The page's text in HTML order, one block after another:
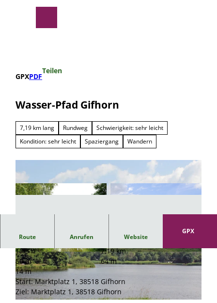
GPXPDF
Teilen
Wasser-Pfad Gifhorn
7,19 km lang Rundweg
Schwierigkeit: sehr leicht
Kondition: sehr leicht
Spaziergang Wandern
©CC0 © Volker Kienast |CC-BY
Route Anrufen Website
GPX
1:43 h
7,19 km
50 m
64 m
14 m
Start: Marktplatz 1, 38518 Gifhorn
Ziel: Marktplatz 1, 38518 Gifhorn